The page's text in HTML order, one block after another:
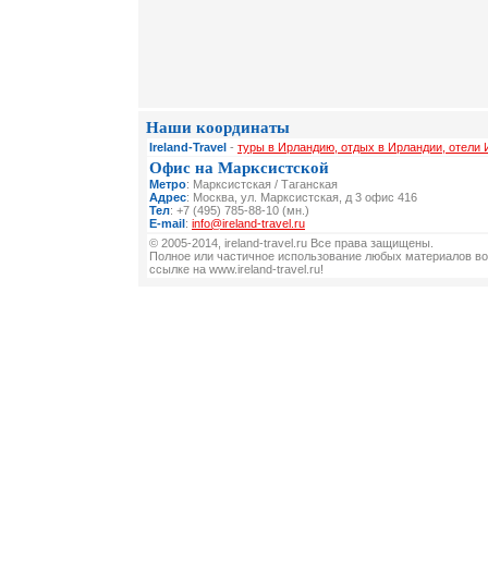
Наши координаты
Ireland-Travel - туры в Ирландию, отдых в Ирландии, отели
Офис на Марксистской
Метро: Марксистская / Таганская
Адрес: Москва, ул. Марксистская, д 3 офис 416
Тел: +7 (495) 785-88-10 (мн.)
E-mail: info@ireland-travel.ru
© 2005-2014, ireland-travel.ru Все права защищены.
Полное или частичное использование любых материалов
ссылке на www.ireland-travel.ru!